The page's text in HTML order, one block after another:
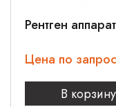
Рентген
Цена по
В корзину